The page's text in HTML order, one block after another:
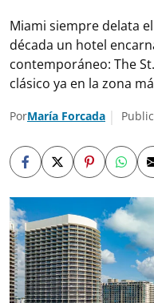
Miami siempre delata
década un hotel
contemporáneo: The
clásico ya en la zona
PorMaría Forcada